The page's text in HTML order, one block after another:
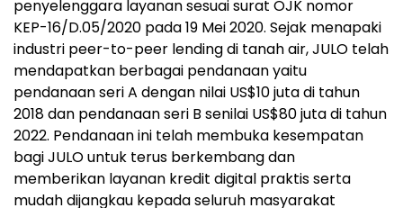
penyelenggara layanan sesuai surat OJK nomor
KEP-16/D.05/2020 pada 19 Mei 2020. Sejak menapaki
industri peer-to-peer lending di tanah air, JULO telah
mendapatkan berbagai pendanaan yaitu
pendanaan seri A dengan nilai US$10juta di tahun
2018 dan pendanaan seri B senilai US$80juta di tahun
2022. Pendanaan ini telah membuka kesempatan
bagi JULO untuk terus berkembang dan
memberikan layanan kredit digital praktis serta
mudah dijangkau kepada seluruh masyarakat